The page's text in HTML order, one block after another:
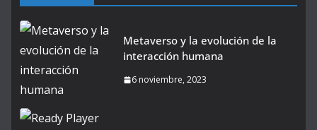
Metaverso y la evolución de la
interacción humana
6 noviembre, 2023